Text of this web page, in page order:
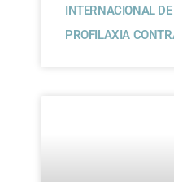
INTERNACIONAL
PROFILAXIA